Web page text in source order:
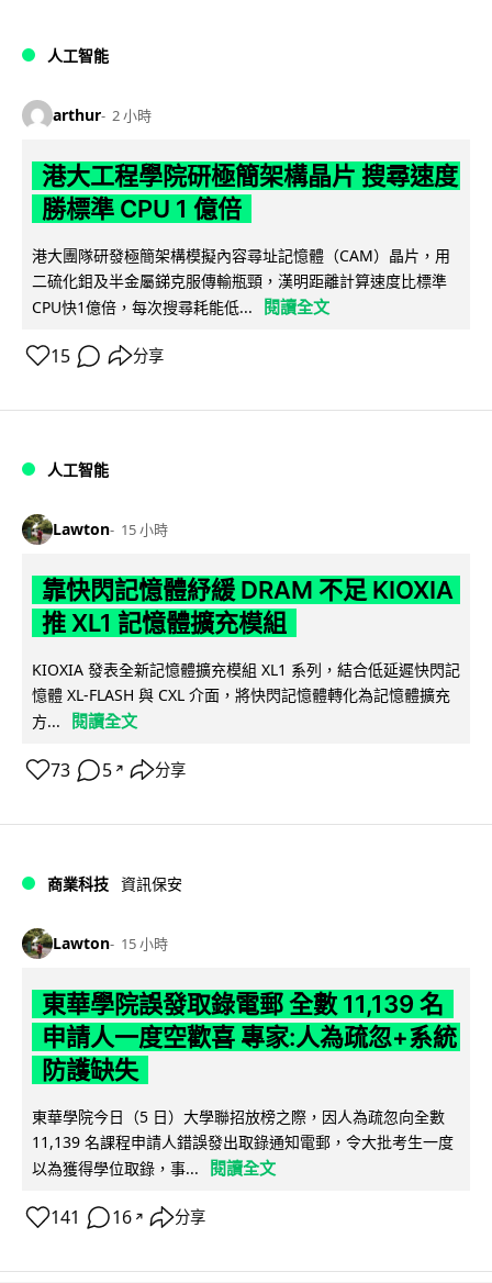
人工智能
arthur 2 小時
港大工程學院研極簡架構晶片 搜尋速度
勝標準 CPU 1 億倍
港大團隊研發極簡架構模擬內容尋址記憶體（CAM）晶片，用
二硫化鉬及半金屬銻克服傳輸瓶頸，漢明距離計算速度比標準
CPU快1億倍，每次搜尋耗能低...
閱讀全文
15 分享
人工智能
Lawton 15 小時
靠快閃記憶體紓緩 DRAM 不足 KIOXIA
推 XL1 記憶體擴充模組
KIOXIA 發表全新記憶體擴充模組 XL1 系列，結合低延遲快閃記
憶體 XL-FLASH 與 CXL 介面，將快閃記憶體轉化為記憶體擴充
方...
閱讀全文
73 5 ↗ 分享
商業科技 資訊保安
Lawton 15 小時
東華學院誤發取錄電郵 全數 11,139 名
申請人一度空歡喜 專家:人為疏忽+系統
防護缺失
東華學院今日（5 日）大學聯招放榜之際，因人為疏忽向全數
11,139 名課程申請人錯誤發出取錄通知電郵，令大批考生一度
以為獲得學位取錄，事...
閱讀全文
141 16 ↗ 分享